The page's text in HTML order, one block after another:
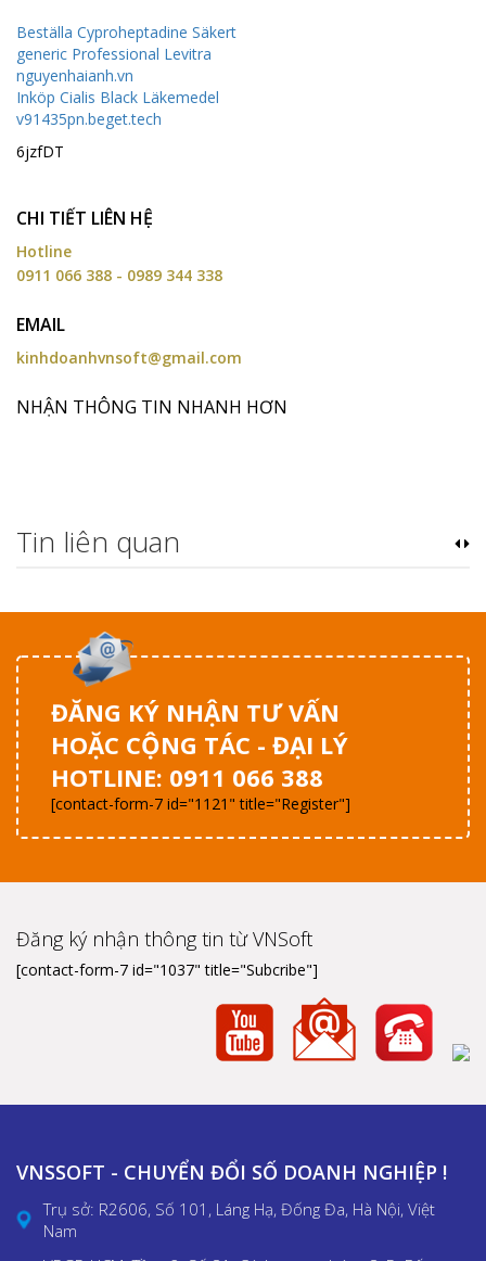
Beställa Cyproheptadine Säkert
generic Professional Levitra
nguyenhaianh.vn
Inköp Cialis Black Läkemedel
v91435pn.beget.tech
6jzfDT
CHI TIẾT LIÊN HỆ
Hotline
0911 066 388 - 0989 344 338
EMAIL
kinhdoanhvnsoft@gmail.com
NHẬN THÔNG TIN NHANH HƠN
Tin liên quan
ĐĂNG KÝ NHẬN TƯ VẤN
HOẶC CỘNG TÁC - ĐẠI LÝ
HOTLINE: 0911 066 388
[contact-form-7 id="1121" title="Register"]
Đăng ký nhận thông tin từ VNSoft
[contact-form-7 id="1037" title="Subcribe"]
VNSSOFT - CHUYỂN ĐỔI SỐ DOANH NGHIỆP !
Trụ sở: R2606, Số 101, Láng Hạ, Đống Đa, Hà Nội, Việt
Nam